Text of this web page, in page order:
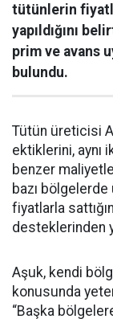
tütünlerin
yapıldığını
prim ve avans
bulundu.
Tütün üreticisi
ektiklerini, aynı
benzer
bazı
fiyatlarla
desteklerinden
Aşuk, kendi
konusunda
“Başka